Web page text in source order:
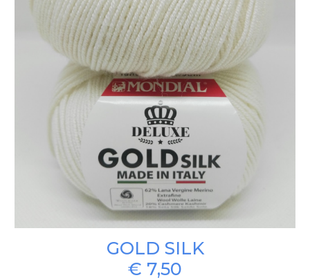
GOLD SILK
€ 7,50